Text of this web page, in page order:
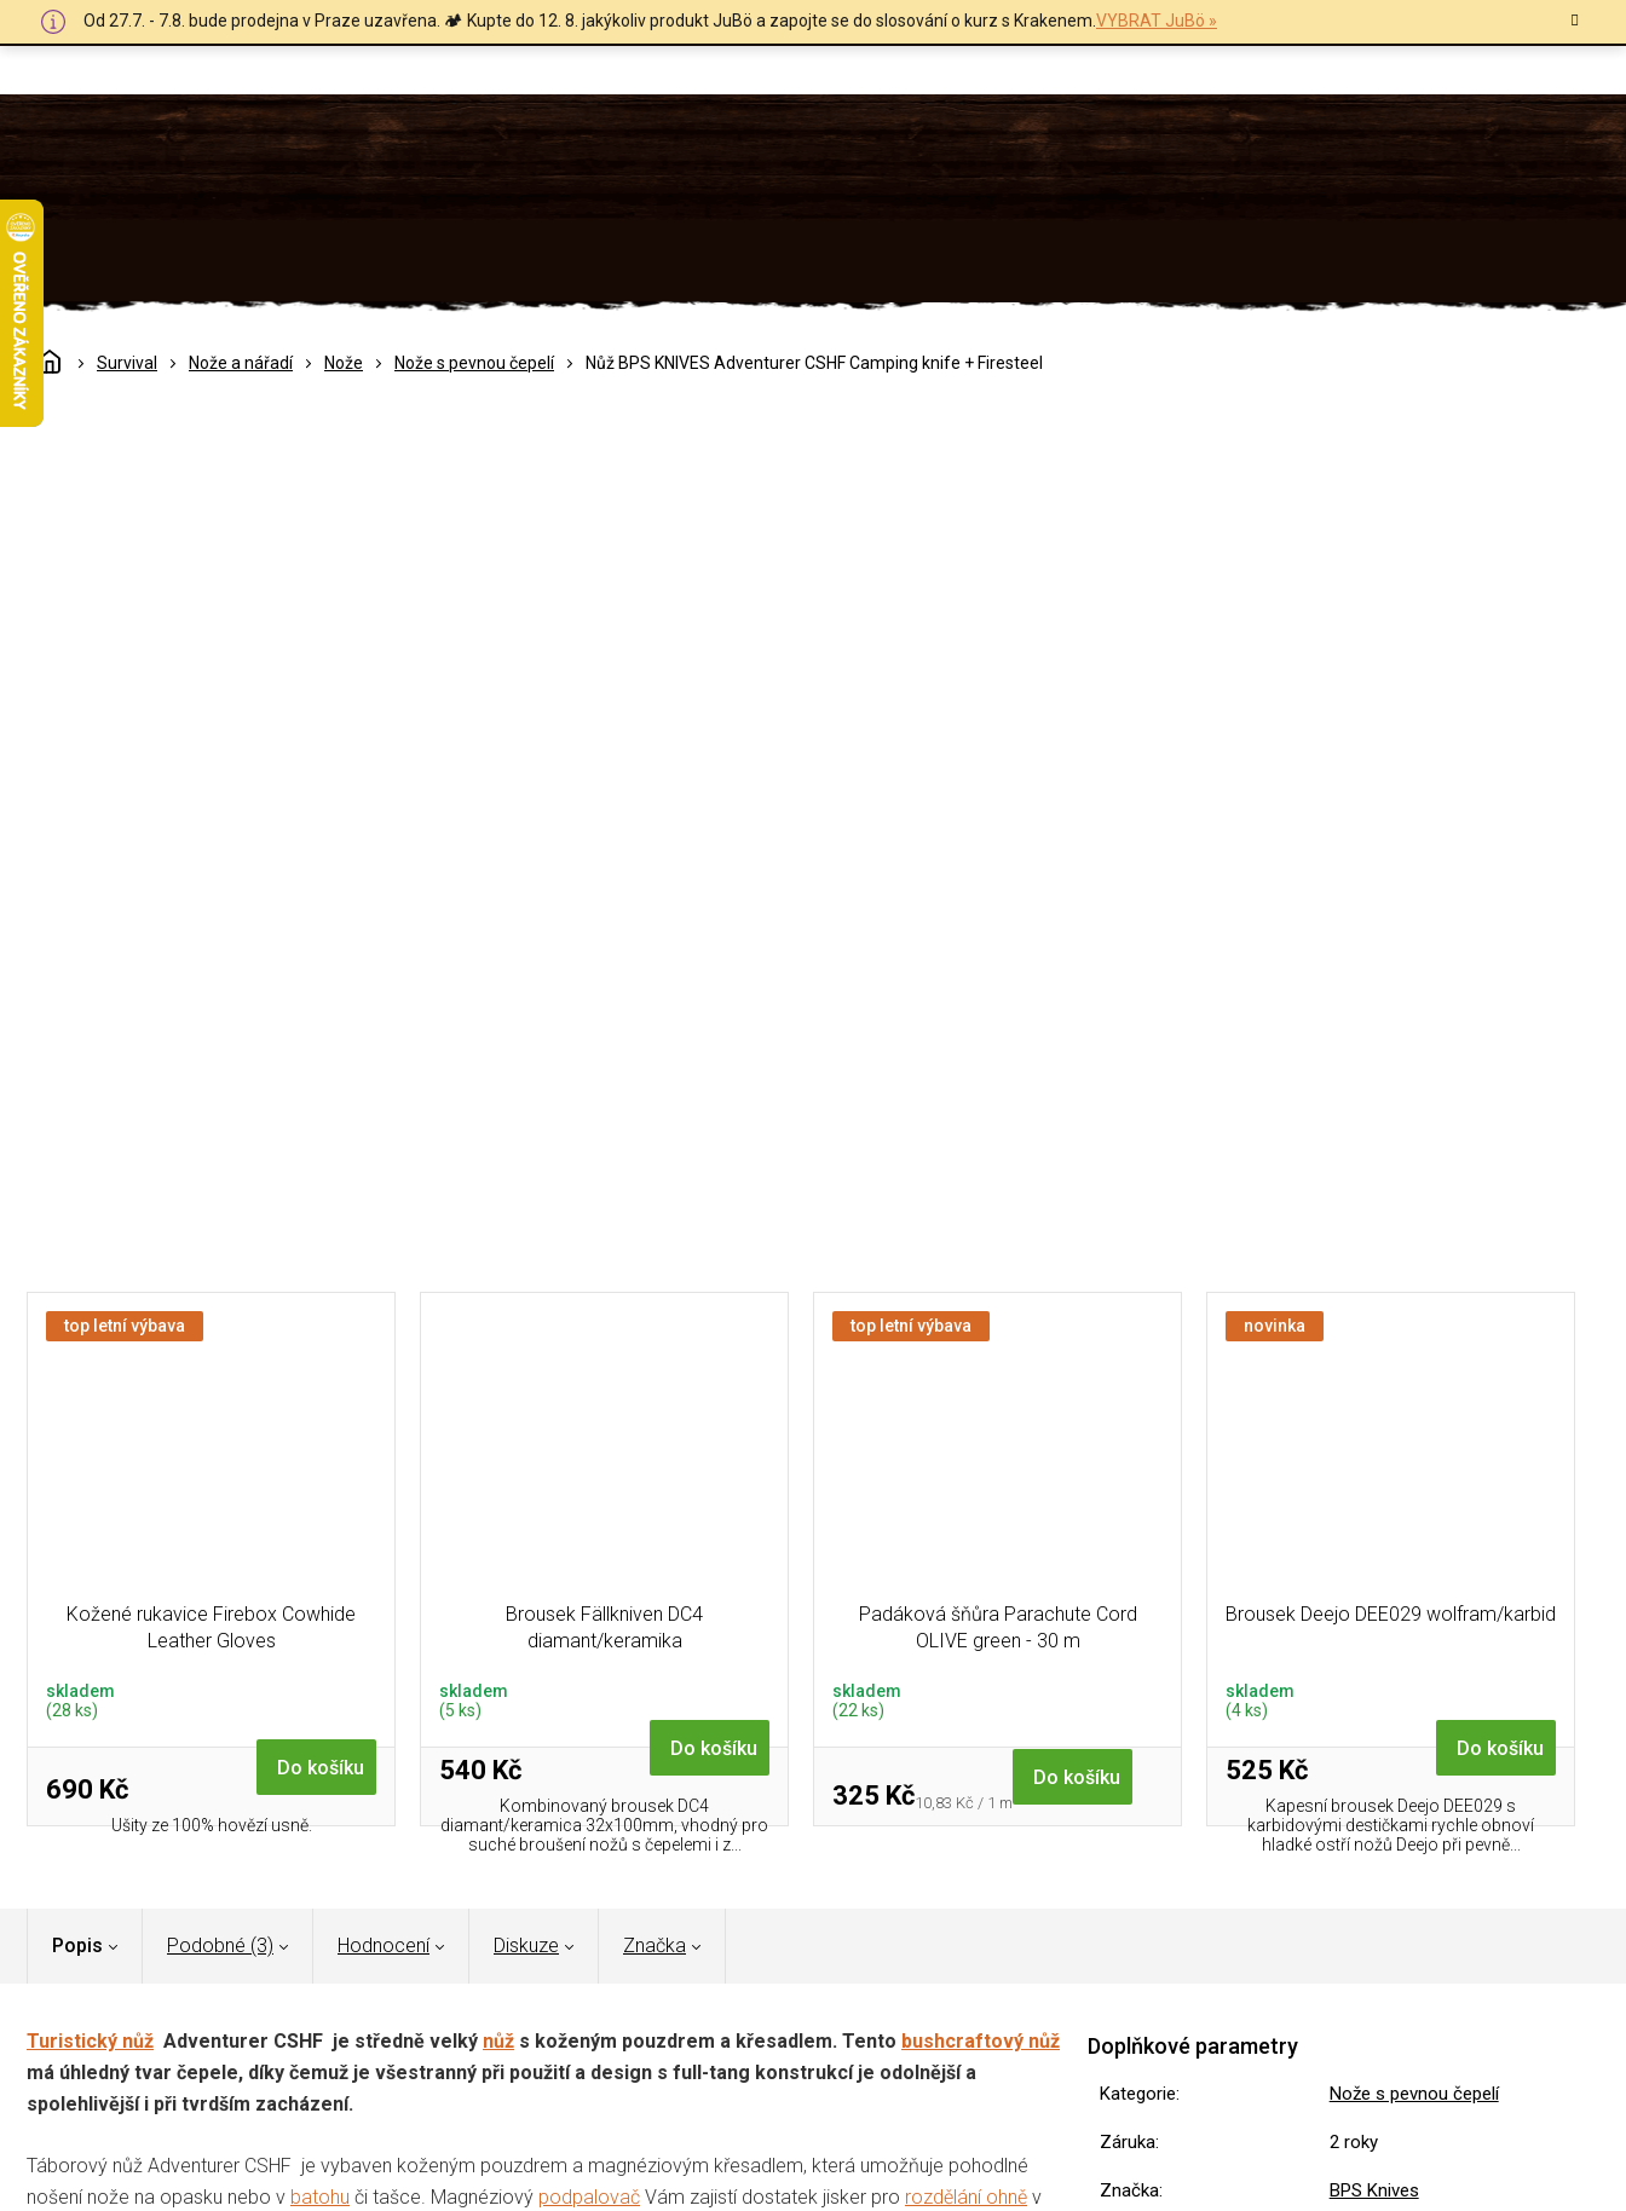
Od 27.7. - 7.8. bude prodejna v Praze uzavřena. 🏕️ Kupte do 12. 8. jakýkoliv produkt JuBö a zapojte se do slosování o kurz s Krakenem.VYBRAT JuBö »
DomůSurvival Nože a nářadí Nože Nože s pevnou čepelí Nůž BPS KNIVES Adventurer CSHF Camping knife + Firesteel
top letní výbava
Kožené rukavice Firebox Cowhide
Leather Gloves
skladem
(28 ks)
690 Kč
Do košíku
Ušity ze 100% hovězí usně.
Brousek Fällkniven DC4
diamant/keramika
skladem
(5 ks)
540 Kč
Do košíku
Kombinovaný brousek DC4
diamant/keramica 32x100mm, vhodný pro
suché broušení nožů s čepelemi i z...
top letní výbava
Padáková šňůra Parachute Cord
OLIVE green - 30 m
skladem
(22 ks)
325 KčMěrná
10,83 Kč / 1 m
Do košíku
novinka
Brousek Deejo DEE029 wolfram/karbid
skladem
(4 ks)
525 Kč
Do košíku
Kapesní brousek Deejo DEE029 s
karbidovými destičkami rychle obnoví
hladké ostří nožů Deejo při pevně...
Popis Podobné (3) Hodnocení Diskuze Značka
Turistický nůž Adventurer CSHF je středně velký nůž s koženým pouzdrem a křesadlem. Tento bushcraftový nůž
má úhledný tvar čepele, díky čemuž je všestranný při použití a design s full-tang konstrukcí je odolnější a
spolehlivější i při tvrdším zacházení.
Táborový nůž Adventurer CSHF je vybaven koženým pouzdrem a magnéziovým křesadlem, která umožňuje pohodlné
nošení nože na opasku nebo v batohu či tašce. Magnéziový podpalovač Vám zajistí dostatek jisker pro rozdělání ohně v
Doplňkové parametry
Kategorie: Nože s pevnou čepelí
Záruka: 2 roky
Značka: BPS Knives